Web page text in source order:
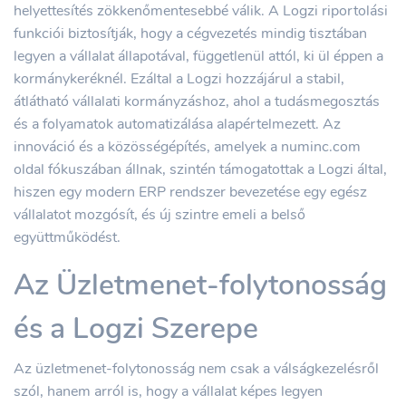
helyettesítés zökkenőmentesebbé válik. A Logzi riportolási
funkciói biztosítják, hogy a cégvezetés mindig tisztában
legyen a vállalat állapotával, függetlenül attól, ki ül éppen a
kormánykeréknél. Ezáltal a Logzi hozzájárul a stabil,
átlátható vállalati kormányzáshoz, ahol a tudásmegosztás
és a folyamatok automatizálása alapértelmezett. Az
innováció és a közösségépítés, amelyek a numinc.com
oldal fókuszában állnak, szintén támogatottak a Logzi által,
hiszen egy modern ERP rendszer bevezetése egy egész
vállalatot mozgósít, és új szintre emeli a belső
együttműködést.
Az Üzletmenet-folytonosság
és a Logzi Szerepe
Az üzletmenet-folytonosság nem csak a válságkezelésről
szól, hanem arról is, hogy a vállalat képes legyen